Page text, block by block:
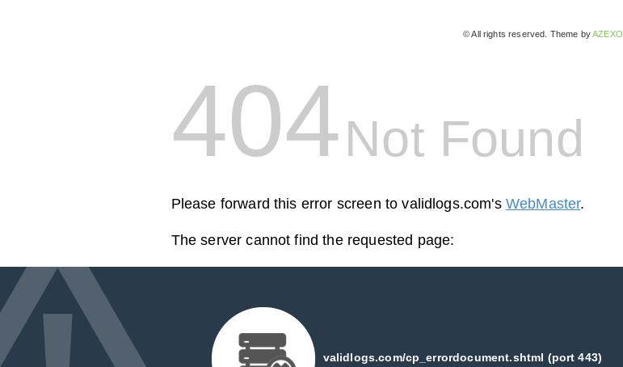
© All rights reserved. Theme byAZEXO
404Not Found
Please forward this error screen to validlogs.com's WebMaster.
The server cannot find the requested page:
validlogs.com/cp_errordocument.shtml (port 443)